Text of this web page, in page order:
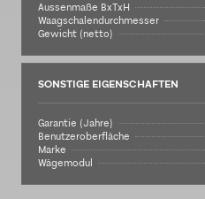
Aussenmaße BxTxH
Waagschalendurchmesser
Gewicht (netto)
SONSTIGE EIGENSCHAFTEN
Garantie (Jahre)
Benutzeroberfläche
Marke
Wägemodul